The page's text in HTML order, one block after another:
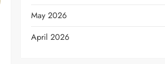
May 2026
April 2026